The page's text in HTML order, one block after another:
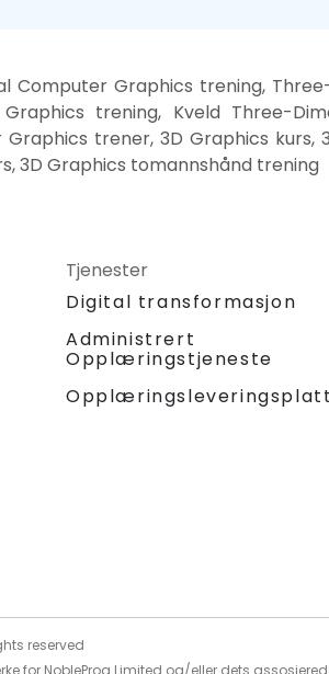
Computer Graphics trening,
trening, Kveld Three-
trener, 3D Graphics kurs,
3D Graphics tomannshånd trening
Tjenester
Digital transformasjon
Administrert
Opplæringstjeneste
reserved
for NobleProg Limited og/eller dets